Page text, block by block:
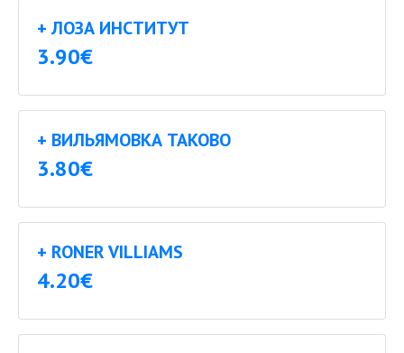
+ ЛОЗА ИНСТИТУТ
3.90€
+ ВИЛЬЯМОВКА ТАКОВО
3.80€
+ RONER VILLIAMS
4.20€